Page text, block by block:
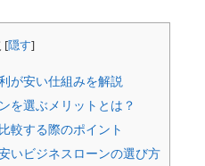
[隠す]
が安い仕組みを解説
を選ぶメリットとは？
較する際のポイント
いビジネスローンの選び方